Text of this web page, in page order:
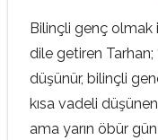
Bilinçli genç
dile getiren Tarhan;
düşünür, bilinçli
kısa vadeli
ama yarın öbür